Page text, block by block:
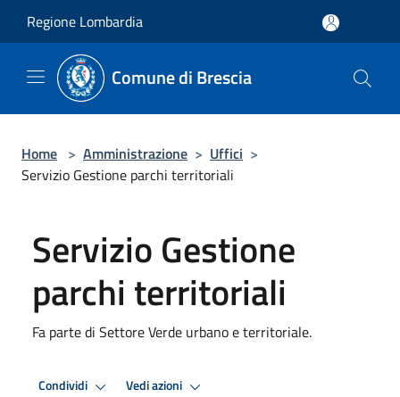
Regione Lombardia
Comune di Brescia
Home > Amministrazione > Uffici >
Servizio Gestione parchi territoriali
Servizio Gestione
parchi territoriali
Fa parte di Settore Verde urbano e territoriale.
Condividi Vedi azioni